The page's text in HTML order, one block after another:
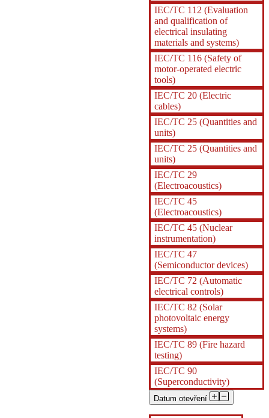
IEC/TC 112 (Evaluation
and qualification of
electrical insulating
materials and systems)
IEC/TC 116 (Safety of
motor-operated electric
tools)
IEC/TC 20 (Electric
cables)
IEC/TC 25 (Quantities and
units)
IEC/TC 25 (Quantities and
units)
IEC/TC 29
(Electroacoustics)
IEC/TC 45
(Electroacoustics)
IEC/TC 45 (Nuclear
instrumentation)
IEC/TC 47
(Semiconductor devices)
IEC/TC 72 (Automatic
electrical controls)
IEC/TC 82 (Solar
photovoltaic energy
systems)
IEC/TC 89 (Fire hazard
testing)
IEC/TC 90
(Superconductivity)
Datum otevření